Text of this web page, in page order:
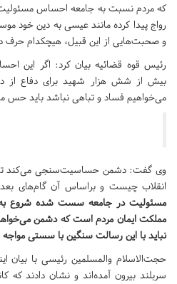
که مردم نسبت به جامعه احساس
رواج پیدا کرده مانند عیسی به دین خود
و صحبت‌هایی از این قبیل، هیچکدام
رئیس قوه قضائیه بیان کرد: اگر این
بیش از شش هزار شهید برای دفاع از
می‌خواهیم فساد و تباهی نباشد باید حس
وی گفت: دشمن حساسیت‌سنجی می‌کند
انقلاب چیست و براساس آن گام‌های
مسئولیت در جامعه سست شده شروع به
مملکت ایمان مردم است که دشمن می‌خواهد
نباید با این رسالت سنگین با سستی
حجت‌الاسلام والمسلمین رئیسی با بیان
سربلند بیرون آمده‌اند و نشان دادند که